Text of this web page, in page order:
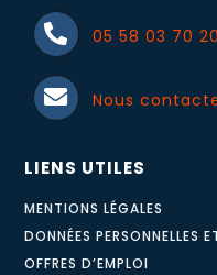
05 58 03 70 20
Nous
LIENS UTILES
MENTIONS LÉGALES
DONNÉES PERSONNELLES
OFFRES D’EMPLOI